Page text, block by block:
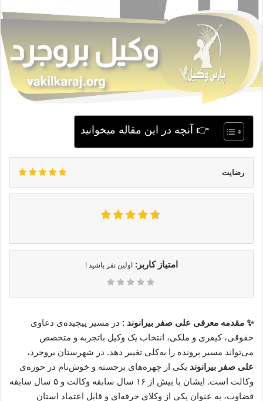
👉 آنچه در این مقاله میخوانید
رضایت
امتیاز کاربر: اولین نفر باشید !
✨ مقدمه معرفی علی صفر بیرانوند : در مسیر پیچیده‌ی دعاوی
حقوقی، کیفری و ملکی، انتخاب یک وکیل باتجربه و متخصص
می‌تواند مسیر پرونده را به‌کلی تغییر دهد. در شهرستان بروجرد،
علی صفر بیرانوند یکی از چهره‌های برجسته و خوش‌نام در حوزه‌ی
وکالت است. ایشان با بیش از ۱۶ سال سابقه وکالت و ۵ سال سابقه
قضاوت، به عنوان یکی از وکلای حرفه‌ای و قابل اعتماد استان